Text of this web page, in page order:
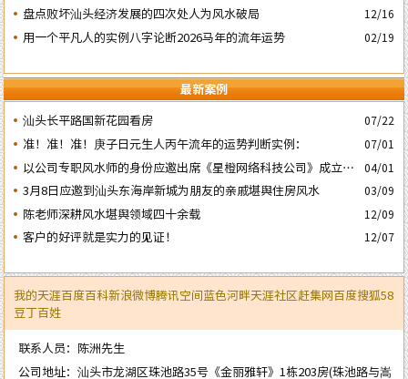
盘点败坏汕头经济发展的四次处人为风水破局 12/16
用一个平凡人的实例八字论断2026马年的流年运势 02/19
最新案例
汕头长平路国新花园看房
07/22
准！准！准！庚子日元生人丙午流年的运势判断实例： 07/01
以公司专职风水师的身份应邀出席《星橙网络科技公司》成立5
周年庆典
04/01
3月8日应邀到汕头东海岸新城为朋友的亲戚堪舆住房风水 03/09
陈老师深耕风水堪舆领域四十余载 12/09
客户的好评就是实力的见证！ 12/07
我的天涯百度百科新浪微博腾讯空间蓝色河畔天涯社区赶集网百度搜狐58
豆丁百姓
联系人员：陈洲先生
公司地址：汕头市龙湖区珠池路35号《金丽雅轩》1栋203房(珠池路与嵩